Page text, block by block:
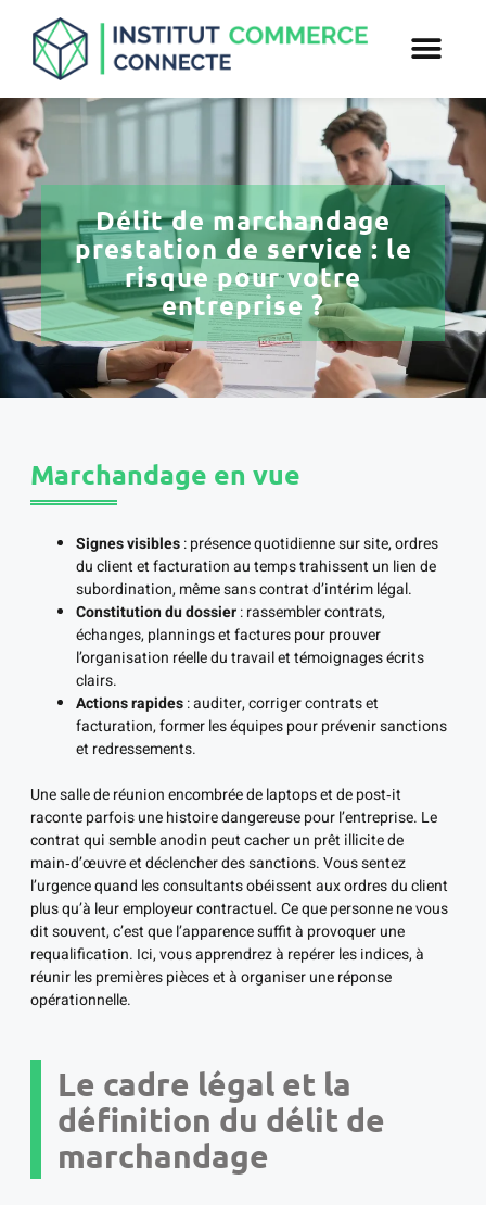
Délit de marchandage
prestation de service : le
risque pour votre
entreprise ?
Marchandage en vue
Signes visibles: présence quotidienne sur site, ordres
du client et facturation au temps trahissent un lien de
subordination, même sans contrat d’intérim légal.
Constitution du dossier: rassembler contrats,
échanges, plannings et factures pour prouver
l’organisation réelle du travail et témoignages écrits
clairs.
Actions rapides: auditer, corriger contrats et
facturation, former les équipes pour prévenir sanctions
et redressements.
Une salle de réunion encombrée de laptops et de post‑it
raconte parfois une histoire dangereuse pour l’entreprise. Le
contrat qui semble anodin peut cacher un prêt illicite de
main‑d’œuvre et déclencher des sanctions. Vous sentez
l’urgence quand les consultants obéissent aux ordres du client
plus qu’à leur employeur contractuel. Ce que personne ne vous
dit souvent, c’est que l’apparence suffit à provoquer une
requalification. Ici, vous apprendrez à repérer les indices, à
réunir les premières pièces et à organiser une réponse
opérationnelle.
Le cadre légal et la
définition du délit de
marchandage